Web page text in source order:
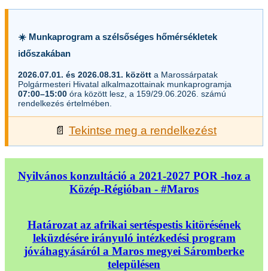
☀️ Munkaprogram a szélsőséges hőmérsékletek
időszakában
2026.07.01. és 2026.08.31. között a Marossárpatak
Polgármesteri Hivatal alkalmazottainak munkaprogramja
07:00–15:00 óra között lesz, a 159/29.06.2026. számú
rendelkezés értelmében.
📄 Tekintse meg a rendelkezést
Nyilvános konzultáció a 2021-2027 POR -hoz a
Közép-Régióban - #Maros
Határozat az afrikai sertéspestis kitörésének
leküzdésére irányuló intézkedési program
jóváhagyásáról a Maros megyei Sáromberke
településen